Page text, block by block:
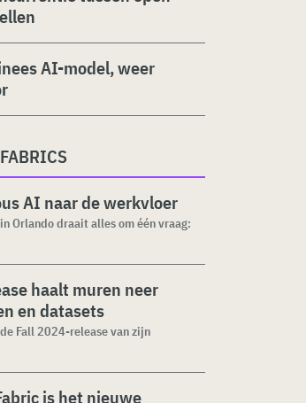
AI-model, weer
AI naar de werkvloer
Orlando draait alles om één vraag:
haalt muren neer
en datasets
Fall 2024-release van zijn
is het nieuwe